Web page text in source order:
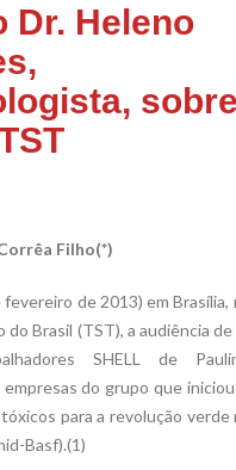
Dr. Heleno
sobre
Filho(*)
de 2013) em Brasília,
do Brasil (TST), a audiência
SHELL de
do grupo que
para a revolução verde
Basf).(1)